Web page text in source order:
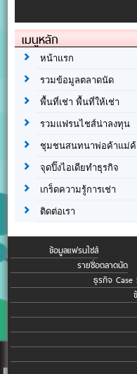
เมนูหลัก
หน้าแรก
รวมข้อมูลตลาดนัด
พื้นที่เช่า พื้นที่ให้เช่า
รวมแฟรนไชส์น่าลงทุน
ชุมชนสนทนาพ่อค้าแม่ค้
จุดปิ๊งไอเดียทำธุรกิจ
เกร็ดความรู้การเช่า
ติดต่อเรา
ข้อมูลแฟรนไชส์
รายชื่อตลาดนัด
ธุรกิจ Case